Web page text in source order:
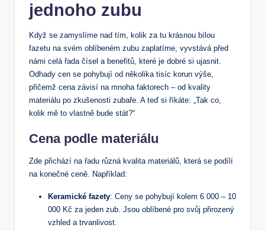
jednoho zubu
Když se zamyslíme nad tím, kolik za tu krásnou bílou
fazetu na svém oblíbeném zubu zaplatíme, vyvstává před
námi celá řada čísel a benefitů, které je dobré si ujasnit.
Odhady cen se pohybují od několika tisíc korun výše,
přičemž cena závisí na mnoha faktorech – od kvality
materiálu po zkušenosti zubaře. A teď si říkáte: „Tak co,
kolik mě to vlastně bude stát?“
Cena podle materiálu
Zde přichází na řadu různá kvalita materiálů, která se podílí
na konečné ceně. Například:
Keramické fazety: Ceny se pohybují kolem 6 000 – 10
000 Kč za jeden zub. Jsou oblíbené pro svůj přirozený
vzhled a trvanlivost.